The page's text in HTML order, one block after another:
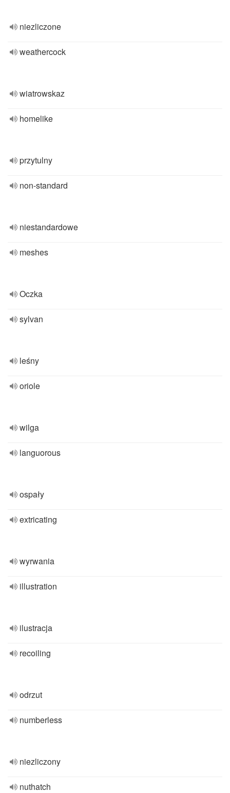
niezliczone
weathercock
wiatrowskaz
homelike
przytulny
non-standard
niestandardowe
meshes
Oczka
sylvan
leśny
oriole
wilga
languorous
ospały
extricating
wyrwania
illustration
ilustracja
recoiling
odrzut
numberless
niezliczony
nuthatch